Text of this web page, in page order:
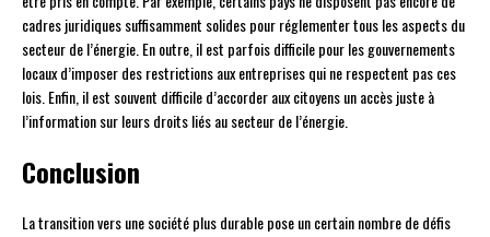
cadres juridiques suffisamment solides pour réglementer tous les aspects du
secteur de l’énergie. En outre, il est parfois difficile pour les gouvernements
locaux d’imposer des restrictions aux entreprises qui ne respectent pas ces
lois. Enfin, il est souvent difficile d’accorder aux citoyens un accès juste à
l’information sur leurs droits liés au secteur de l’énergie.
Conclusion
La transition vers une société plus durable pose un certain nombre de défis